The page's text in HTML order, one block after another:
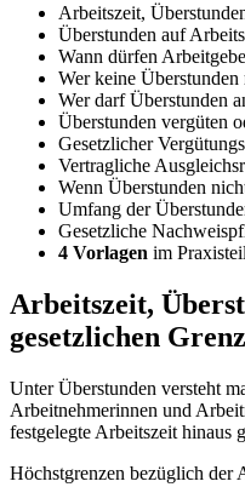
Arbeitszeit,
Überstunden auf
Wann dürfen
Wer keine Überstunden
Wer darf Überstunden
Überstunden vergüten
Gesetzlicher
Vertragliche
Wenn Überstunden
Umfang der
Gesetzliche
4 Vorlagen im Praxisteil
Arbeitszeit,
gesetzlichen
Unter Überstunden versteht
Arbeitnehmerinnen und
festgelegte Arbeitszeit hinaus
Höchstgrenzen bezüglich der